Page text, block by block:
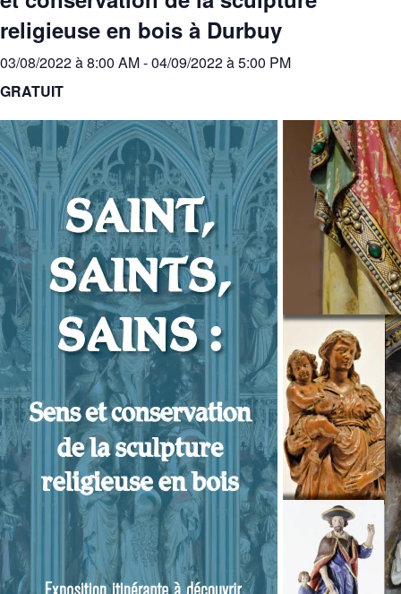
religieuse en bois à Durbuy
03/08/2022 à 8:00 AM-04/09/2022 à 5:00 PM
GRATUIT